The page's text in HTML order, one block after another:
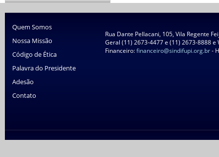
Quem Somos
Nossa Missão
Código de Ética
Palavra do Presidente
Adesão
Contato
Rua Dante Pellacani, 105, Vila Regente
Geral (11) 2673-4477 e (11) 2673-8888
Financeiro:financeiro@sindifupi.org.br-